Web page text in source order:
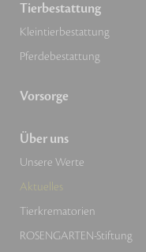
Tierbestattung
Kleintierbestattung
Pferdebestattung
Vorsorge
Über uns
Unsere Werte
Aktuelles
Tierkrematorien
ROSENGARTEN-Stiftung